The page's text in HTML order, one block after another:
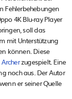
Fehlerbehebungen
4K Blu-ray Player
soll das
mit Unterstützung
können. Diese
zugespielt. Eine
noch aus. Der Autor
er seiner Quelle